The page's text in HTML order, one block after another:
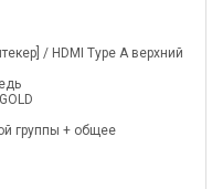
/ HDMI Type A верхний
группы + общее